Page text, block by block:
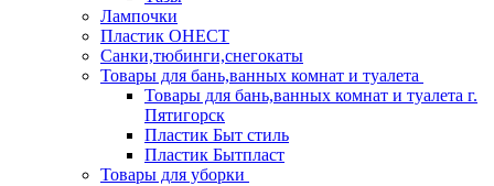
Лампочки
Пластик ОНЕСТ
Санки,тюбинги,снегокаты
Товары для бань,ванных комнат и туалета
Товары для бань,ванных комнат и туалета г.
Пятигорск
Пластик Быт стиль
Пластик Бытпласт
Товары для уборки